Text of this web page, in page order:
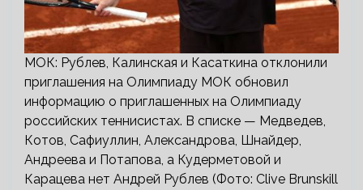
МОК: Рублев, Калинская и Касаткина отклонили
приглашения на Олимпиаду МОК обновил
информацию о приглашенных на Олимпиаду
российских теннисистах. В списке — Медведев,
Котов, Сафиуллин, Александрова, Шнайдер,
Андреева и Потапова, а Кудерметовой и
Карацева нет Андрей Рублев (Фото: Clive Brunskill